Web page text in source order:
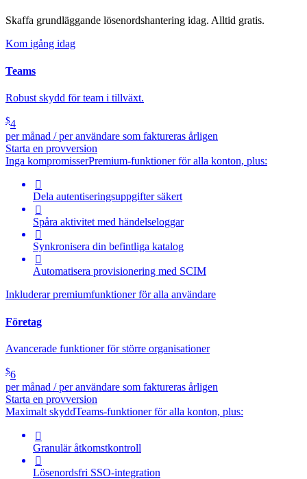
Skaffa grundläggande lösenordshantering idag. Alltid gratis.
Kom igång idag
Teams
Robust skydd för team i tillväxt.
$4
per månad / per användare som faktureras årligen
Starta en provversion
Inga kompromisserPremium-funktioner för alla konton, plus:

Dela autentiseringsuppgifter säkert

Spåra aktivitet med händelseloggar

Synkronisera din befintliga katalog

Automatisera provisionering med SCIM
Inkluderar premiumfunktioner för alla användare
Företag
Avancerade funktioner för större organisationer
$6
per månad / per användare som faktureras årligen
Starta en provversion
Maximalt skyddTeams-funktioner för alla konton, plus:

Granulär åtkomstkontroll

Lösenordsfri SSO-integration